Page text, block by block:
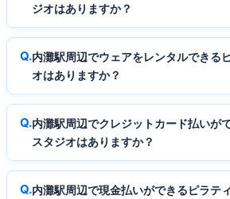
ジオはありますか？
内灘駅周辺でウェアをレンタルできる
オはありますか？
内灘駅周辺でクレジットカード払いが
スタジオはありますか？
内灘駅周辺で現金払いができるピラテ